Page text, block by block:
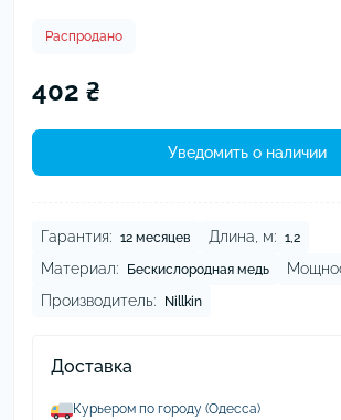
Распродано
402 ₴
Уведомить о наличии
Гарантия: 12 месяцев Длина, м: 1,2
Материал: Бескислородная медь
Производитель: Nillkin
Доставка
Курьером по городу (Одесса)